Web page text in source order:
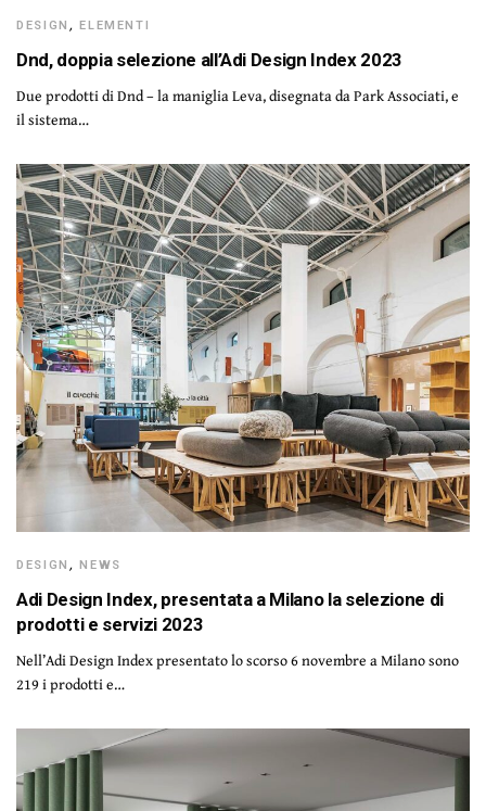
DESIGN ,ELEMENTI
Dnd, doppia selezione all’Adi Design Index 2023
Due prodotti di Dnd – la maniglia Leva, disegnata da Park Associati, e
il sistema…
DESIGN ,NEWS
Adi Design Index, presentata a Milano la selezione di
prodotti e servizi 2023
Nell’Adi Design Index presentato lo scorso 6 novembre a Milano sono
219 i prodotti e…